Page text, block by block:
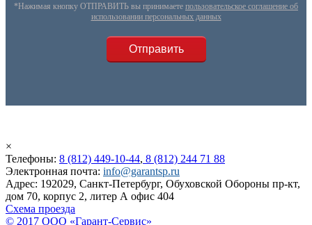
*Нажимая кнопку ОТПРАВИТЬ вы принимаете пользовательское соглашение об
использовании персональных данных
×
Телефоны: 8 (812) 449-10-44, 8 (812) 244 71 88
Электронная почта: info@garantsp.ru
Адрес: 192029, Санкт-Петербург, Обуховской Обороны пр-кт,
дом 70, корпус 2, литер А офис 404
Схема проезда
© 2017 ООО «Гарант-Сервис»